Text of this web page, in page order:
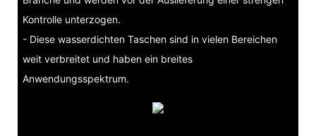
Kontrolle unterzogen.
- Diese wasserdichten Taschen sind in vielen Bereichen
weit verbreitet und haben ein breites
Anwendungsspektrum.